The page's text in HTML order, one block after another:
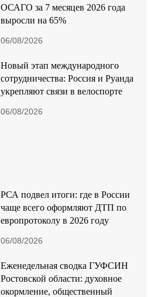
ОСАГО за 7 месяцев 2026 года
выросли на 65%
06/08/2026
Новый этап международного
сотрудничества: Россия и Руанда
укрепляют связи в велоспорте
06/08/2026
РСА подвел итоги: где в России
чаще всего оформляют ДТП по
европротоколу в 2026 году
06/08/2026
Еженедельная сводка ГУФСИН
Ростовской области: духовное
окормление, общественный